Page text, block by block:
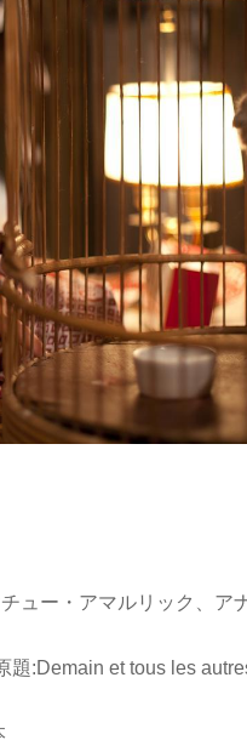
ュー・アマルリック、ア
題:Demain et tous les